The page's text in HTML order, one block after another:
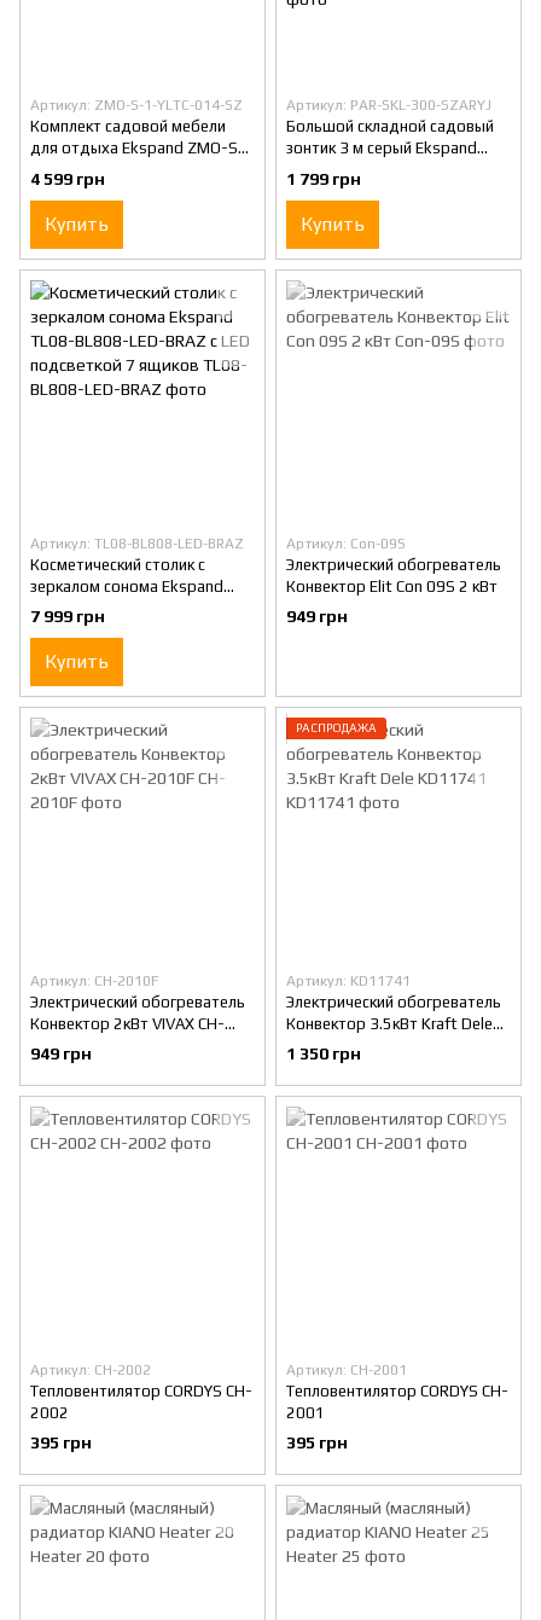
Артикул: ZMO-S-1-YLTC-014-SZ
Комплект садовой мебели
для отдыха Ekspand ZMO-S-
1-YLTC-014-SZ на 4 человека
диван стулья и столик
4 599 грн
Купить
Артикул: PAR-SKL-300-SZARYJ
Большой складной садовый
зонтик 3 м серый Ekspand
PAR-SKL-300-SZARYJ
металлическая конструкция с
регулировкой угла
1 799 грн
Купить
Артикул: TL08-BL808-LED-BRAZ
Косметический столик с
зеркалом сонома Ekspand
TL08-BL808-LED-BRAZ с LED
подсветкой 7 ящиков
7 999 грн
Купить
Артикул: Con-09S
Электрический обогреватель
Конвектор Elit Con 09S 2 кВт
949 грн
Артикул: CH-2010F
Электрический обогреватель
Конвектор 2кВт VIVAX CH-
2010F
949 грн
РАСПРОДАЖА
Артикул: KD11741
Электрический обогреватель
Конвектор 3.5кВт Kraft Dele
KD11741
1 350 грн
Артикул: CH-2002
Тепловентилятор CORDYS CH-
2002
395 грн
Артикул: CH-2001
Тепловентилятор CORDYS CH-
2001
395 грн